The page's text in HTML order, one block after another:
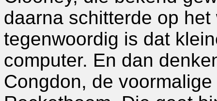
daarna schitterde op
tegenwoordig is dat
computer. En dan
Congdon, de